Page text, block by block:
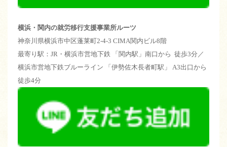
横浜・関内の就労移行支援事業所ルーツ
神奈川県横浜市中区蓬莱町2-4-3 CIMA関内ビル8階
最寄り駅：JR・横浜市営地下鉄 「関内駅」南口から 徒歩3分／
横浜市営地下鉄ブルーライン 「伊勢佐木長者町駅」 A3出口から
徒歩4分